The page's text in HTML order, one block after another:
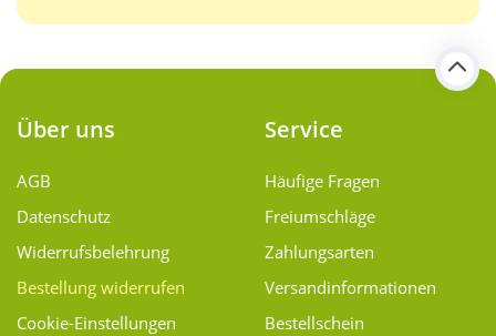
Über uns
AGB
Datenschutz
Widerrufsbelehrung
Bestellung widerrufen
Cookie-Einstellungen
Service
Häufige Fragen
Freiumschläge
Zahlungsarten
Versand­informationen
Bestellschein